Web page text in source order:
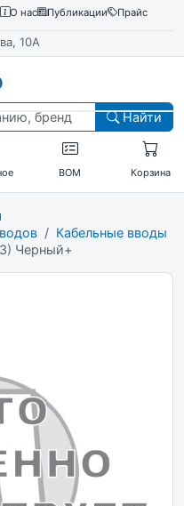
О нас Публикации
Прайс
10А
Найти
BOM Корзина
Кабельные вводы
Черный+